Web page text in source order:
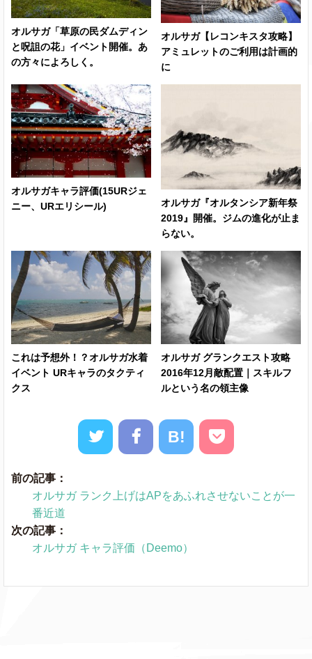
オルサガ「草原の民ダムディン
と呪詛の花」イベント開催。あ
の方々によろしく。
オルサガ【レコンキスタ攻略】
アミュレットのご利用は計画的
に
オルサガキャラ評価(15URジェ
ニー、URエリシール)
オルサガ『オルタンシア新年祭
2019』開催。ジムの進化が止ま
らない。
これは予想外！？オルサガ水着
イベント URキャラのタクティ
クス
オルサガ グランクエスト攻略
2016年12月敵配置｜スキルフ
ルという名の領主像
B!
前の記事：
オルサガ ランク上げはAPをあふれさせないことが一
番近道
次の記事：
オルサガ キャラ評価（Deemo）